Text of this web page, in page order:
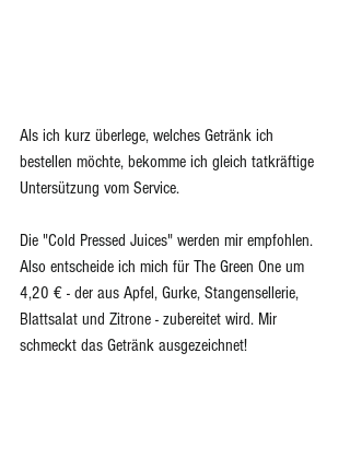
Als ich kurz überlege, welches Getränk ich
bestellen möchte, bekomme ich gleich tatkräftige
Untersützung vom Service.
Die "Cold Pressed Juices" werden mir empfohlen.
Also entscheide ich mich für The Green One um
4,20 € - der aus Apfel, Gurke, Stangensellerie,
Blattsalat und Zitrone - zubereitet wird. Mir
schmeckt das Getränk ausgezeichnet!